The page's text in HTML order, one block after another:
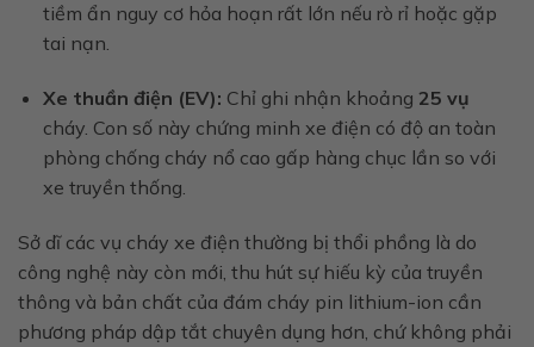
tiềm ẩn nguy cơ hỏa hoạn rất lớn nếu rò rỉ hoặc gặp
tai nạn.
Xe thuần điện (EV): Chỉ ghi nhận khoảng 25 vụ
cháy. Con số này chứng minh xe điện có độ an toàn
phòng chống cháy nổ cao gấp hàng chục lần so với
xe truyền thống.
Sở dĩ các vụ cháy xe điện thường bị thổi phồng là do
công nghệ này còn mới, thu hút sự hiếu kỳ của truyền
thông và bản chất của đám cháy pin lithium-ion cần
phương pháp dập tắt chuyên dụng hơn, chứ không phải